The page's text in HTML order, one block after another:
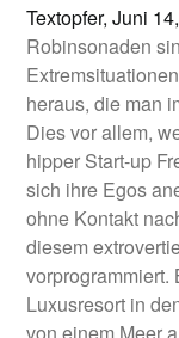
Textopfer,Juni
Robinsonaden
heraus, die man
Dies vor allem,
hipper Start-up
sich ihre Egos
ohne Kontakt
diesem
vorprogrammiert.
Luxusresort in